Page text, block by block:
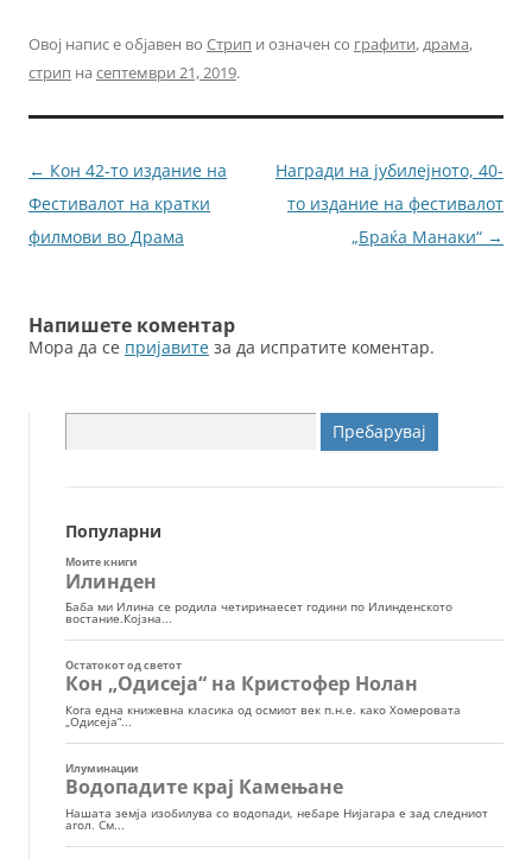
c
e
b
o
o
k
itt
er
ai
l
ss
e
n
g
Овој напис е објавен во Стрип и означен со графити,драма,
стрип на септември 21, 2019.
Навигација
за
написи
← Кон 42-то издание на
Фестивалот на кратки
филмови во Драма
Награди на јубилејното, 40-
то издание на фестивалот
„Браќа Манаки“ →
Напишете коментар
Мора да се пријавите за да испратите коментар.
за:
Популарни